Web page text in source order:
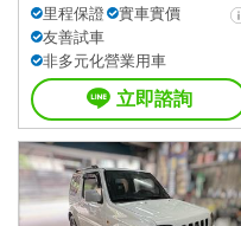
里程保證
實車實價
友善試車
非多元化營業用車
立即諮詢